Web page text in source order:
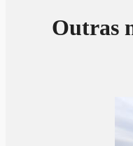
Outras